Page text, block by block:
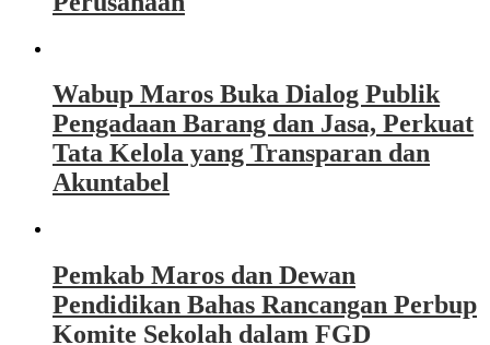
Wabup Maros Buka Dialog Publik
Pengadaan Barang dan Jasa, Perkuat
Tata Kelola yang Transparan dan
Akuntabel
Pemkab Maros dan Dewan
Pendidikan Bahas Rancangan Perbup
Komite Sekolah dalam FGD